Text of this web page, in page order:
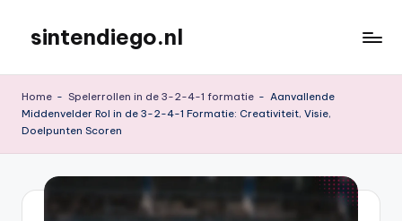
content
sintendiego.nl
Home - Spelerrollen in de 3-2-4-1 formatie - Aanvallende
Middenvelder Rol in de 3-2-4-1 Formatie: Creativiteit, Visie,
Doelpunten Scoren